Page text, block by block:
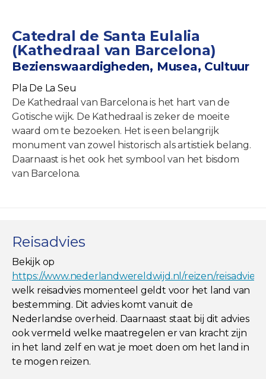
Catedral de Santa Eulalia
(Kathedraal van Barcelona)
Bezienswaardigheden, Musea, Cultuur
Pla De La Seu
De Kathedraal van Barcelona is het hart van de
Gotische wijk. De Kathedraal is zeker de moeite
waard om te bezoeken. Het is een belangrijk
monument van zowel historisch als artistiek belang.
Daarnaast is het ook het symbool van het bisdom
van Barcelona.
Reisadvies
Bekijk op
https://www.nederlandwereldwijd.nl/reizen/
welk reisadvies momenteel geldt voor het land van
bestemming. Dit advies komt vanuit de
Nederlandse overheid. Daarnaast staat bij dit advies
ook vermeld welke maatregelen er van kracht zijn
in het land zelf en wat je moet doen om het land in
te mogen reizen.